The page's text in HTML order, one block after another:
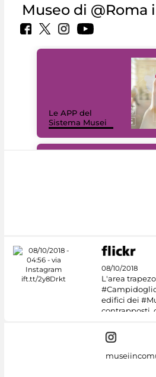
Museo di @Roma
Le APP del
Sistema Musei
08/10/2018
L'area
edifici dei
contrapposti,